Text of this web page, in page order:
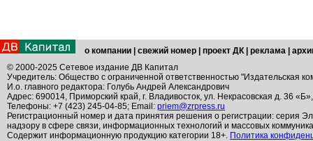
о компании свежий номер проект ДК реклама
© 2000-2025 Сетевое издание ДВ Капитал
Учредитель: Общество с ограниченной ответственностью "Издательская
И.о. главного редактора: Голубь Андрей Александрович
Адрес: 690014, Приморский край, г. Владивосток, ул. Некрасовская д. 36
Телефоны: +7 (423) 245-04-85; Email: priem@zrpress.ru
Регистрационный номер и дата принятия решения о регистрации: серия
надзору в сфере связи, информационных технологий и массовых
Содержит информационную продукцию категории 18+. Политика